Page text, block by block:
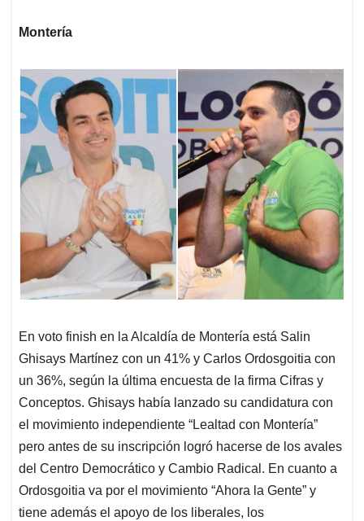
Montería
En voto finish en la Alcaldía de Montería está Salin
Ghisays Martínez con un 41% y Carlos Ordosgoitia con
un 36%, según la última encuesta de la firma Cifras y
Conceptos. Ghisays había lanzado su candidatura con
el movimiento independiente “Lealtad con Montería”
pero antes de su inscripción logró hacerse de los avales
del Centro Democrático y Cambio Radical. En cuanto a
Ordosgoitia va por el movimiento “Ahora la Gente” y
tiene además el apoyo de los liberales, los